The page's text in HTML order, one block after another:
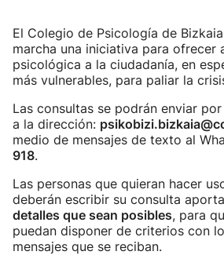
El Colegio de Psicología de
marcha una iniciativa para ofrecer
psicológica a la ciudadanía, en
más vulnerables, para paliar la
Las consultas se podrán enviar
a la dirección:
medio de mensajes de texto al
918.
Las personas que quieran hacer
deberán escribir su consulta
detalles que sean posibles, para
puedan disponer de criterios con
mensajes que se reciban.